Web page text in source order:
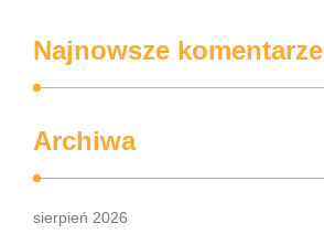
Najnowsze komentarze
Archiwa
sierpień 2026